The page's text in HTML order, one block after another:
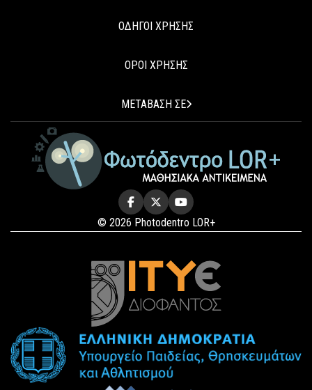
ΟΔΗΓΟΙ ΧΡΗΣΗΣ
ΟΡΟΙ ΧΡΗΣΗΣ
ΜΕΤΑΒΑΣΗ ΣΕ
© 2026 Photodentro LOR+